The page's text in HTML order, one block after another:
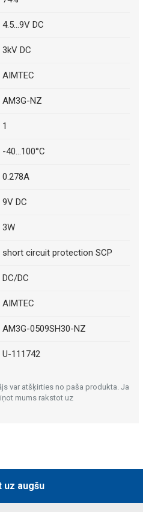
4.5...9V DC
3kV DC
AIMTEC
AM3G-NZ
1
-40...100°C
0.278A
9V DC
3W
short circuit protection SCP
DC/DC
AIMTEC
AM3G-0509SH30-NZ
U-111742
var atšķirties no paša produkta. Ja
mums rakstot uz
uz augšu